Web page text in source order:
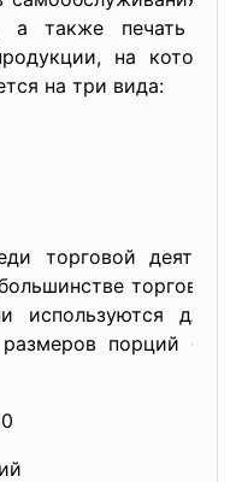
а также печать
на
на три вида:
торговой
торговых
используются для
размеров порций